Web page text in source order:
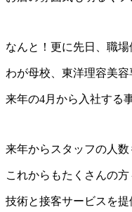
なんと！更に先日、職
わが母校、東洋理容美
来年の4月から入社する
来年からスタッフの人
これからもたくさんの
技術と接客サービスを